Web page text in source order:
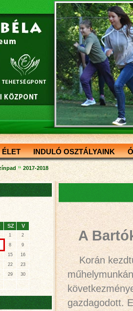
ÉLET INDULÓ OSZTÁLYAINK
» 2017-2018
A
Korán
gazdagodott.
SZ V
1
2
8
9
15
16
22
23
29
30